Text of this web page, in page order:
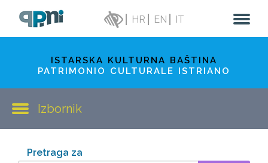
HR EN IT
ISTARSKA KULTURNA BAŠTINA
PATRIMONIO CULTURALE ISTRIANO
Izbornik
Pretraga za